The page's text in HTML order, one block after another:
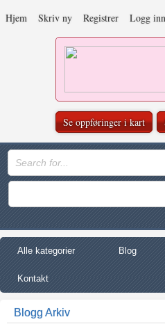
Hjem Skriv ny Registrer Logg inn
Se oppføringer i kart
Alle kategorier Blog
Kontakt
Blogg Arkiv